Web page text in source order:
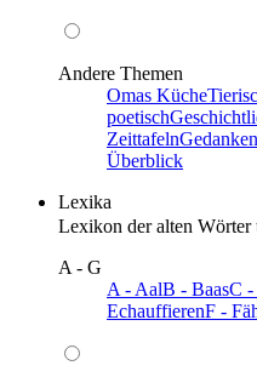
Andere Themen
Omas Küche
poetisch
Zeittafeln
Überblick
Lexika
Lexikon der alten
A - G
A - AalB - BaasC -
EchauffierenF -